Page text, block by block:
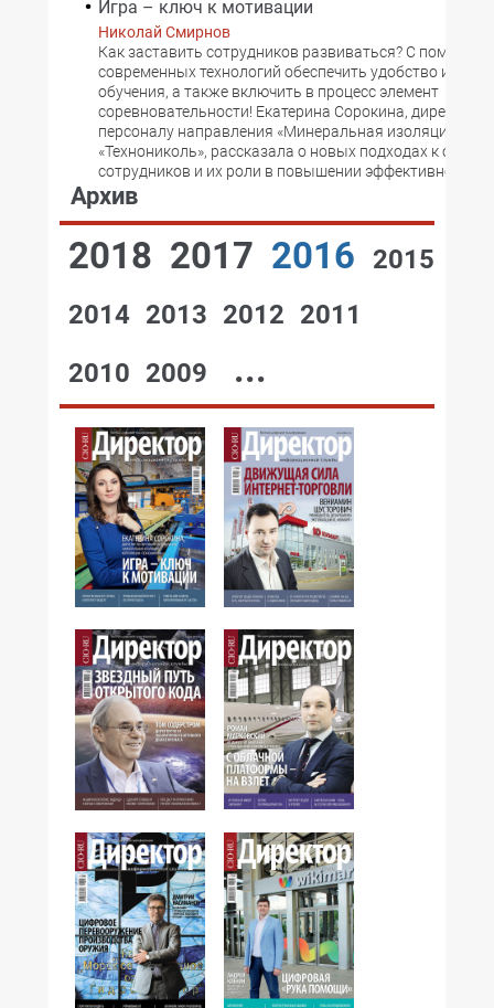
Игра – ключ к мотивации
Николай Смирнов
Как заставить сотрудников развиваться? С помощью
современных технологий обеспечить удобство и
обучения, а также включить в процесс элемент
соревновательности! Екатерина Сорокина, директор
персоналу направления «Минеральная изоляция»
«Технониколь», рассказала о новых подходах к
сотрудников и их роли в повышении эффективности
Архив
2018 2017 2016
2015
2014 2013 2012 2011
2010 2009 ...
№10,2016 №9,2016
№8,2016 №7,2016